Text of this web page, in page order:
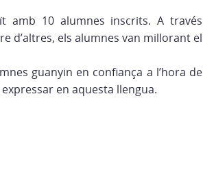
amb 10 alumnes inscrits. A través
d’altres, els alumnes van millorant el
guanyin en confiança a l’hora de
en aquesta llengua.